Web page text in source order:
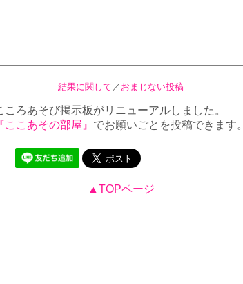
結果に関して ／ おまじない投稿
ころあそび掲示板がリニューアルしました。
『ここあその部屋』 でお願いごとを投稿できます。
▲TOPページ